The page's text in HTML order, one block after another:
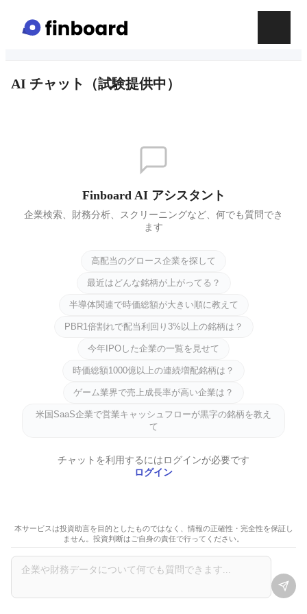
AI チャット（試験提供中）
Finboard AI アシスタント
企業検索、財務分析、スクリーニングなど、何でも質問でき
ます
高配当のグロース企業を探して
最近はどんな銘柄が上がってる？
半導体関連で時価総額が大きい順に教えて
PBR1倍割れで配当利回り3%以上の銘柄は？
今年IPOした企業の一覧を見せて
時価総額1000億以上の連続増配銘柄は？
ゲーム業界で売上成長率が高い企業は？
米国SaaS企業で営業キャッシュフローが黒字の銘柄を教え
て
チャットを利用するにはログインが必要です
ログイン
本サービスは投資助言を目的としたものではなく、情報の正確性・完全性を保証し
ません。投資判断はご自身の責任で行ってください。